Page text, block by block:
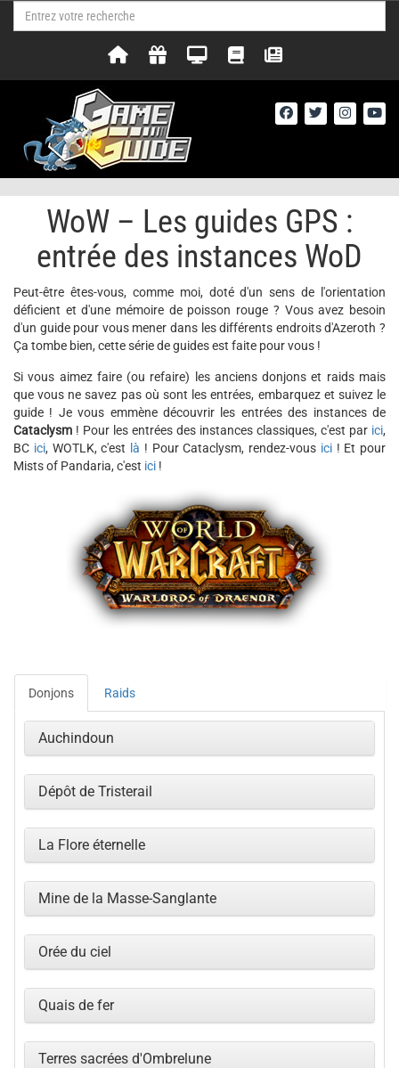
WoW – Les guides GPS :
entrée des instances WoD
Peut-être êtes-vous, comme moi, doté d'un sens de l'orientation
déficient et d'une mémoire de poisson rouge ? Vous avez besoin
d'un guide pour vous mener dans les différents endroits d'Azeroth ?
Ça tombe bien, cette série de guides est faite pour vous !
Si vous aimez faire (ou refaire) les anciens donjons et raids mais
que vous ne savez pas où sont les entrées, embarquez et suivez le
guide ! Je vous emmène découvrir les entrées des instances de
Cataclysm ! Pour les entrées des instances classiques, c'est par ici,
BC ici, WOTLK, c'est là ! Pour Cataclysm, rendez-vous ici! Et pour
Mists of Pandaria, c'est ici !
Donjons Raids
Auchindoun
Dépôt de Tristerail
La Flore éternelle
Mine de la Masse-Sanglante
Orée du ciel
Quais de fer
Terres sacrées d'Ombrelune